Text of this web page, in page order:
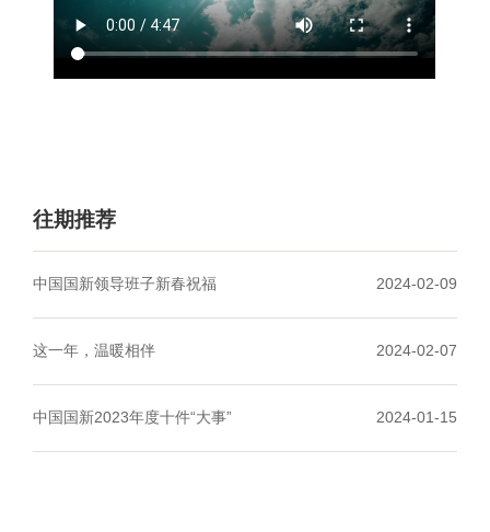
往期推荐
中国国新领导班子新春祝福 2024-02-09
这一年，温暖相伴 2024-02-07
中国国新2023年度十件“大事” 2024-01-15